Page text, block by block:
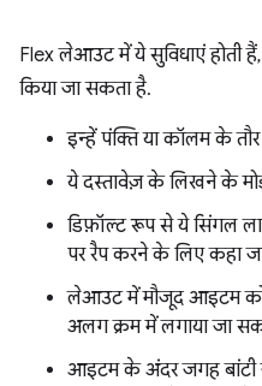
Flex लेआउट में ये सुविधाएं होती
किया जा सकता है.
इन्हें पंक्ति या कॉलम के
ये दस्तावेज़ के लिखने के
डिफ़ॉल्ट रूप से ये सिंगल
पर रैप करने के लिए कहा
लेआउट में मौजूद आइटम
अलग क्रम में लगाया जा
आइटम के अंदर जगह बांटी